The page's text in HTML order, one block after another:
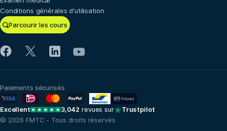
Parcourir les cours
Conditions générales d'utilisation
© 2026 FMTC - Tous droits réservés
Paiements sécurisés
Excellent 3,042 revues sur Trustpilot